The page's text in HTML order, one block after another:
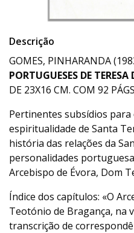
Descrição
GOMES, PINHARANDA
PORTUGUESES DE TERESA
DE 23X16 CM. COM 92
Pertinentes subsídios
espiritualidade de Santa
história das relações da
personalidades
Arcebispo de Évora, Dom
Índice dos capítulos: «O
Teotónio de Bragança, na
transcrição de